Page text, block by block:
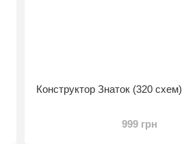
Конструктор Знаток (320
999 грн